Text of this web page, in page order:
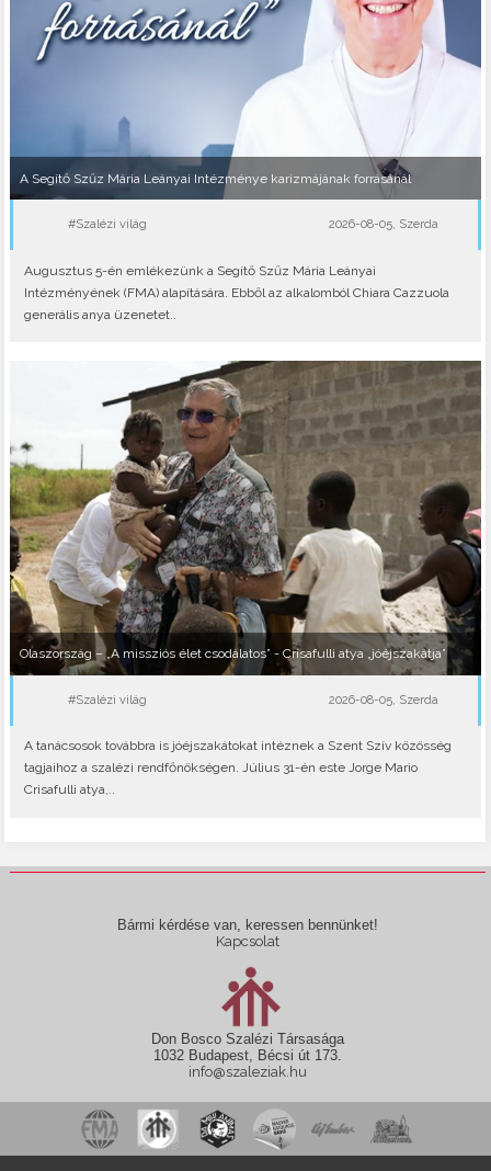
A Segítő Szűz Mária Leányai Intézménye karizmájának forrásánál
#Szalézi világ 2026-08-05, Szerda
Augusztus 5-én emlékezünk a Segítő Szűz Mária Leányai
Intézményének (FMA) alapítására. Ebből az alkalomból Chiara Cazzuola
generális anya üzenetet..
Olaszország – „A missziós élet csodálatos” - Crisafulli atya „jóéjszakátja”
#Szalézi világ 2026-08-05, Szerda
A tanácsosok továbbra is jóéjszakátokat intéznek a Szent Szív közösség
tagjaihoz a szalézi rendfőnökségen. Július 31-én este Jorge Mario
Crisafulli atya,..
Bármi kérdése van, keressen bennünket!
Kapcsolat
Don Bosco Szalézi Társasága
1032 Budapest, Bécsi út 173.
info@szaleziak.hu